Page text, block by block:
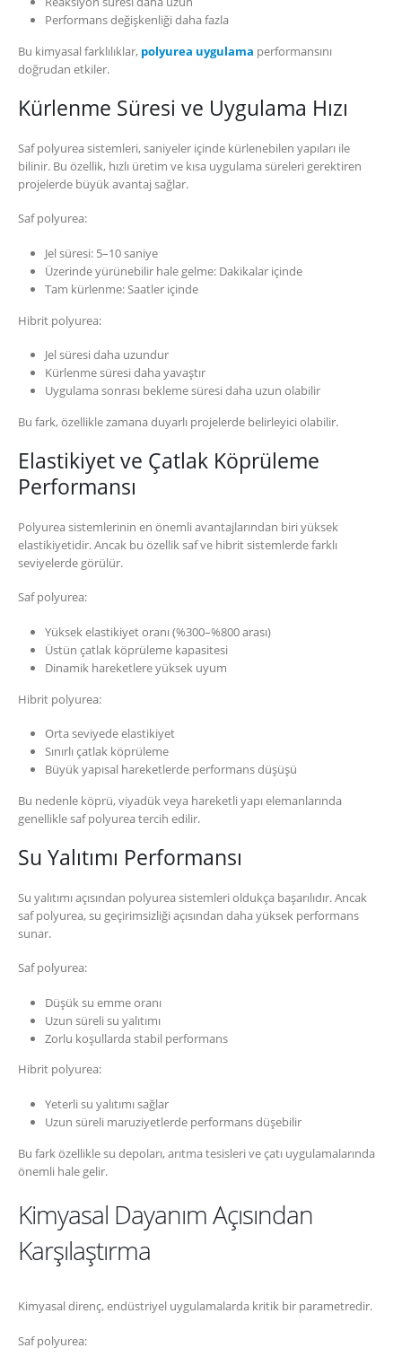
Performans değişkenliği daha fazla
Bu kimyasal farklılıklar, polyurea uygulama performansını
doğrudan etkiler.
Kürlenme Süresi ve Uygulama Hızı
Saf polyurea sistemleri, saniyeler içinde kürlenebilen yapıları ile
bilinir. Bu özellik, hızlı üretim ve kısa uygulama süreleri gerektiren
projelerde büyük avantaj sağlar.
Saf polyurea:
Jel süresi: 5–10 saniye
Üzerinde yürünebilir hale gelme: Dakikalar içinde
Tam kürlenme: Saatler içinde
Hibrit polyurea:
Jel süresi daha uzundur
Kürlenme süresi daha yavaştır
Uygulama sonrası bekleme süresi daha uzun olabilir
Bu fark, özellikle zamana duyarlı projelerde belirleyici olabilir.
Elastikiyet ve Çatlak Köprüleme
Performansı
Polyurea sistemlerinin en önemli avantajlarından biri yüksek
elastikiyetidir. Ancak bu özellik saf ve hibrit sistemlerde farklı
seviyelerde görülür.
Saf polyurea:
Yüksek elastikiyet oranı (%300–%800 arası)
Üstün çatlak köprüleme kapasitesi
Dinamik hareketlere yüksek uyum
Hibrit polyurea:
Orta seviyede elastikiyet
Sınırlı çatlak köprüleme
Büyük yapısal hareketlerde performans düşüşü
Bu nedenle köprü, viyadük veya hareketli yapı elemanlarında
genellikle saf polyurea tercih edilir.
Su Yalıtımı Performansı
Su yalıtımı açısından polyurea sistemleri oldukça başarılıdır. Ancak
saf polyurea, su geçirimsizliği açısından daha yüksek performans
sunar.
Saf polyurea:
Düşük su emme oranı
Uzun süreli su yalıtımı
Zorlu koşullarda stabil performans
Hibrit polyurea:
Yeterli su yalıtımı sağlar
Uzun süreli maruziyetlerde performans düşebilir
Bu fark özellikle su depoları, arıtma tesisleri ve çatı uygulamalarında
önemli hale gelir.
Kimyasal Dayanım Açısından
Karşılaştırma
Kimyasal direnç, endüstriyel uygulamalarda kritik bir parametredir.
Saf polyurea: